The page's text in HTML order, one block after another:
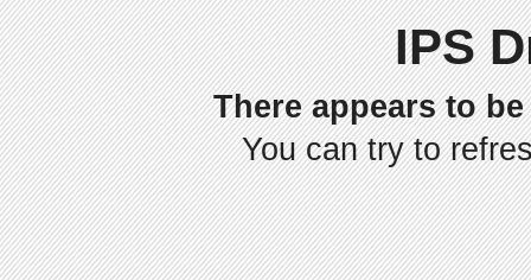
IPS
There appears to
You can try to